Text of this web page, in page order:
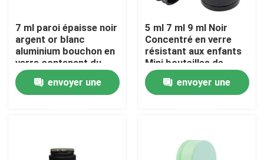
Maison
Produits
7 ml paroi épaisse noir
argent or blanc
aluminium bouchon en
verre contenant du
concentré
envoyer une
5 ml 7 ml 9 ml Noir
Concentré en verre
résistant aux enfants
Mini bouteilles de
crème Cosmétiques
Récipients noirs
Bouteilles avec
envoyer une